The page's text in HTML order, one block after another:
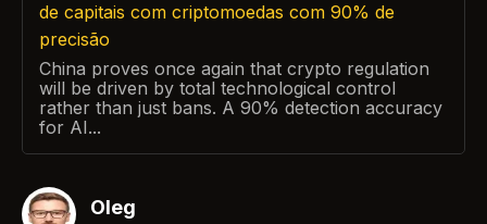
de capitais com criptomoedas com 90% de
precisão
China proves once again that crypto regulation
will be driven by total technological control
rather than just bans. A 90% detection accuracy
for AI...
Oleg